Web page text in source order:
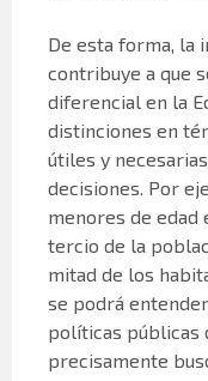
De esta forma, la
contribuye a que
diferencial en la
distinciones en
útiles y
decisiones. Por
menores de edad
tercio de la
mitad de los
se podrá
políticas públicas
precisamente